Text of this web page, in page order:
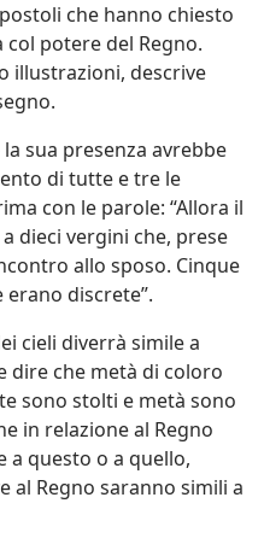
che hanno chiesto
potere del Regno.
illustrazioni, descrive
sua presenza avrebbe
di tutte e tre le
con le parole: “Allora il
dieci vergini che, prese
allo sposo. Cinque
discrete”.
cieli diverrà simile a
dire che metà di coloro
sono stolti e metà sono
in relazione al Regno
a questo o a quello,
al Regno saranno simili a